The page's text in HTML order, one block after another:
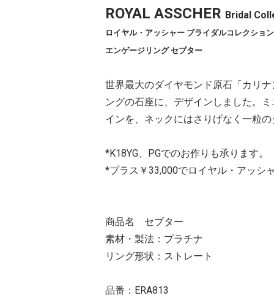
ROYAL ASSCHER Bridal
ロイヤル・アッシャー ブライダルコレクション
エンゲージリング セプター
世界最大のダイヤモンド原石「カリ
ングの石座に、デザインしました。
インを、ネックにはさりげなく一粒
*K18YG、PGでのお作りも承ります。
*プラス￥33,000でロイヤル・アッシ
商品名 セプター
素材・製法：プラチナ
リング形状：ストレート
品番：ERA813